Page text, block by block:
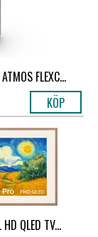
FLEXC...
KÖP
QLED TV...